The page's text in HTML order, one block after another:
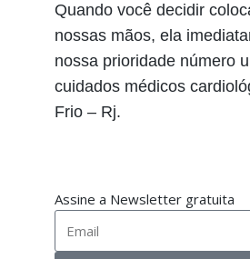
Quando você decidir
nossas mãos, ela
nossa prioridade número
cuidados médicos
Frio – Rj.
Assine a Newsletter gratuita